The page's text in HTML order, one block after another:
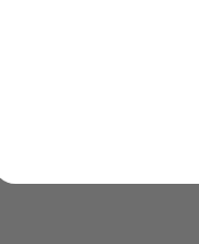
27/06/2025 À